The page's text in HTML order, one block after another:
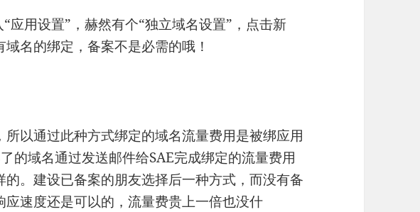
应用设置”，赫然有个“独立域名设置”，点击新
名的绑定，备案不是必需的哦！
以通过此种方式绑定的域名流量费用是被绑应用
的域名通过发送邮件给SAE完成绑定的流量费用
。建设已备案的朋友选择后一种方式，而没有备
速度还是可以的，流量费贵上一倍也没什